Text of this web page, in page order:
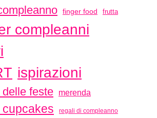
finger food frutta
compleanni
ispirazioni
feste merenda
cupcakes regali di compleanno